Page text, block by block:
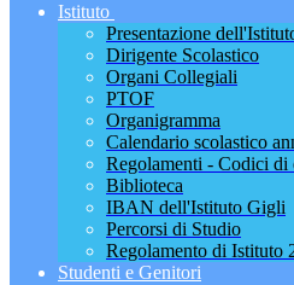
Istituto
Presentazione
Dirigente Scolastico
Organi Collegiali
PTOF
Organigramma
Calendario scolastico
Regolamenti - Codici di
Biblioteca
IBAN dell'Istituto Gigli
Percorsi di Studio
Regolamento di Istituto
Studenti e Genitori